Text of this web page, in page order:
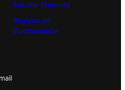
Solicitar Proposta
Registro de
Oportunidade